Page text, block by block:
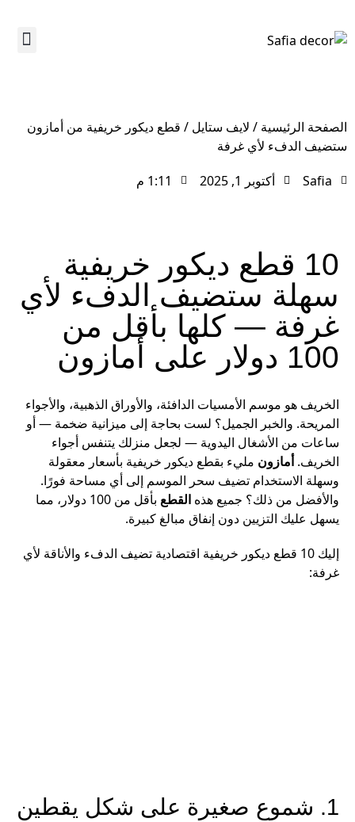
الصفحة الرئيسية / لايف ستايل / قطع ديكور خريفية من أمازون
ستضيف الدفء لأي غرفة
Safia
أكتوبر 1, 2025 1:11 م
10 قطع ديكور خريفية
سهلة ستضيف الدفء لأي
غرفة — كلها بأقل من
100 دولار على أمازون
الخريف هو موسم الأمسيات الدافئة، والأوراق الذهبية، والأجواء
المريحة. والخبر الجميل؟ لست بحاجة إلى ميزانية ضخمة — أو
ساعات من الأشغال اليدوية — لجعل منزلك يتنفس أجواء
الخريف.أمازون مليء بقطع ديكور خريفية بأسعار معقولة
وسهلة الاستخدام تضيف سحر الموسم إلى أي مساحة فورًا.
والأفضل من ذلك؟ جميع هذه القطع
بأقل من 100 دولار، مما
يسهل عليك التزيين دون إنفاق مبالغ كبيرة.
إليك 10 قطع ديكور خريفية اقتصادية تضيف الدفء والأناقة لأي
غرفة:
1. شموع صغيرة على شكل يقطين